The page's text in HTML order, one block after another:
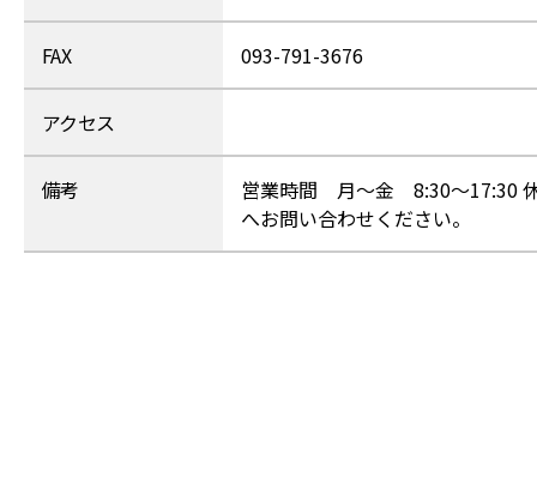
FAX 093-791-3676
アクセス
備考
営業時間 月～金 8:30～
へお問い合わせください。